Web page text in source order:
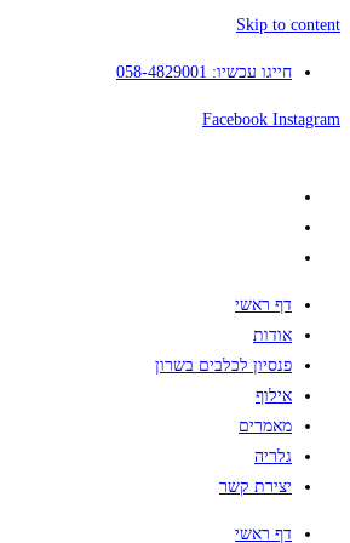
Skip to content
חייגו עכשיו: 058-4829001
Facebook Instagram
דף ראשי
אודות
פנסיון לכלבים בשרון
אילוף
מאמרים
גלריה
יצירת קשר
דף ראשי